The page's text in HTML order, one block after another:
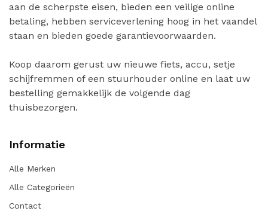
aan de scherpste eisen, bieden een veilige online
betaling, hebben serviceverlening hoog in het vaandel
staan en bieden goede garantievoorwaarden.
Koop daarom gerust uw nieuwe fiets, accu, setje
schijfremmen of een stuurhouder online en laat uw
bestelling gemakkelijk de volgende dag
thuisbezorgen.
Informatie
Alle Merken
Alle Categorieën
Contact